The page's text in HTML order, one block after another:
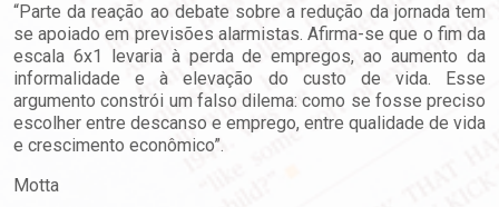
“Parte da reação ao debate sobre a redução da jornada tem
se apoiado em previsões alarmistas. Afirma-se que o fim da
escala 6x1 levaria à perda de empregos, ao aumento da
informalidade e à elevação do custo de vida. Esse
argumento constrói um falso dilema: como se fosse preciso
escolher entre descanso e emprego, entre qualidade de vida
e crescimento econômico”.
Motta